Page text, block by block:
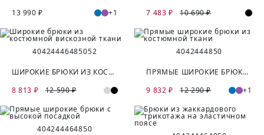
13 990 ₽
+1
7 483 ₽
10 690 ₽
40424446485052
ШИРОКИЕ БРЮКИ ИЗ КОСТЮМНОЙ ВИСКОЗНОЙ ТКАНИ
8 813 ₽
12 590 ₽
4042444850
ПРЯМЫЕ ШИРОКИЕ БРЮКИ ИЗ КОСТЮМНОЙ ТКАНИ
9 832 ₽
12 290 ₽ +1
404244464850